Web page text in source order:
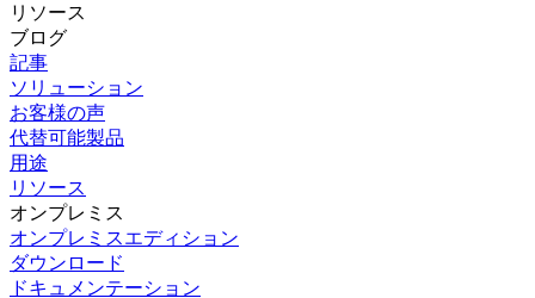
リソース
ブログ
記事
ソリューション
お客様の声
代替可能製品
用途
リソース
オンプレミス
オンプレミスエディション
ダウンロード
ドキュメンテーション